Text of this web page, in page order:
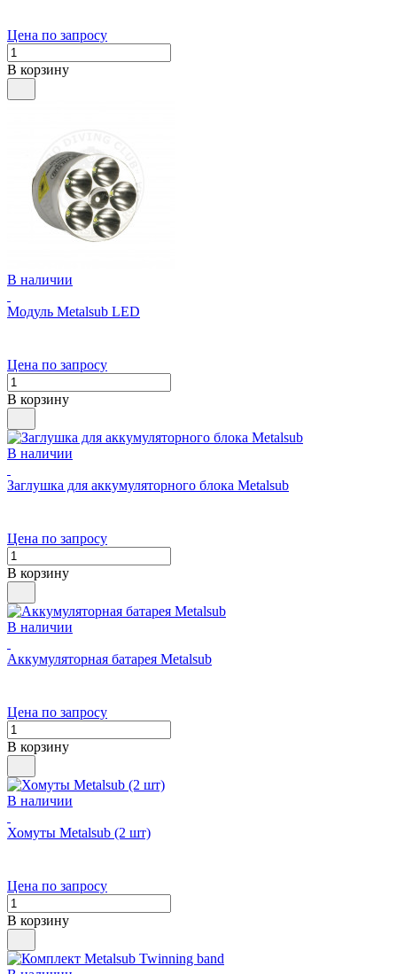
Цена по запросу
В корзину
В наличии
Модуль Metalsub LED
Цена по запросу
В корзину
В наличии
Заглушка для аккумуляторного блока Metalsub
Цена по запросу
В корзину
В наличии
Аккумуляторная батарея Metalsub
Цена по запросу
В корзину
В наличии
Хомуты Metalsub (2 шт)
Цена по запросу
В корзину